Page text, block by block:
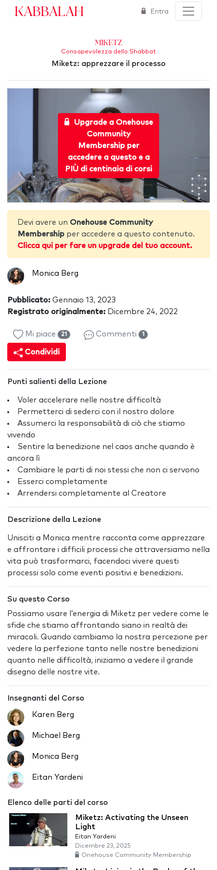
Kabbalah Entra
Miketz
Consapevolezza dello Shabbat
Miketz: apprezzare il processo
Upgrade a Onehouse
Community
Membership per
accedere a questo e a
PIÙ di centinaia di corsi
Devi avere un Onehouse Community
Membership per accedere a questo contenuto.
Clicca qui per fare un upgrade del tuo account.
Monica Berg
Pubblicato: Gennaio 13, 2023
Registrato originalmente: Dicembre 24, 2022
Mi piace 21 Commenti 1
Condividi
Punti salienti della Lezione
Voler accelerare nelle nostre difficoltà
Permetterci di sederci con il nostro dolore
Assumerci la responsabilità di ciò che stiamo
vivendo
Sentire la benedizione nel caos anche quando è
ancora lì
Cambiare le parti di noi stessi che non ci servono
Esserci completamente
Arrendersi completamente al Creatore
Descrizione della Lezione
Unisciti a Monica mentre racconta come apprezzare
e affrontare i difficili processi che attraversiamo nella
vita può trasformarci, facendoci vivere questi
processi solo come eventi positivi e benedizioni.
Su questo Corso
Possiamo usare l’energia di Miketz per vedere come le
sfide che stiamo affrontando siano in realtà dei
miracoli. Quando cambiamo la nostra percezione per
vedere la perfezione tanto nelle nostre benedizioni
quanto nelle difficoltà, iniziamo a vedere il grande
disegno delle nostre vite.
Insegnanti del Corso
Karen Berg
Michael Berg
Monica Berg
Eitan Yardeni
Elenco delle parti del corso
Miketz: Activating the Unseen
Light
Eitan Yardeni
Dicembre 23, 2025
Onehouse Community Membership